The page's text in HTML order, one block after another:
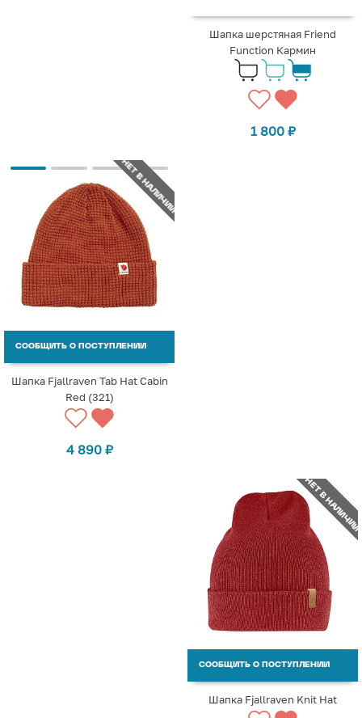
Шапка шерстяная Friend
Function Кармин
1 800 ₽
НЕТ В НАЛИЧИИ
СООБЩИТЬ О ПОСТУПЛЕНИИ
Шапка Fjallraven Tab Hat Cabin
Red (321)
4 890 ₽
НЕТ В НАЛИЧИИ
СООБЩИТЬ О ПОСТУПЛЕНИИ
Шапка Fjallraven Knit Hat